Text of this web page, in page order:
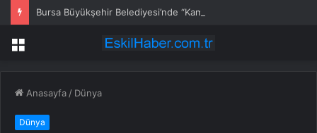
Bursa Büyükşehir Belediyesi’nde “Kamu zararı” önlemi
Menü
Anasayfa / Dünya
Dünya